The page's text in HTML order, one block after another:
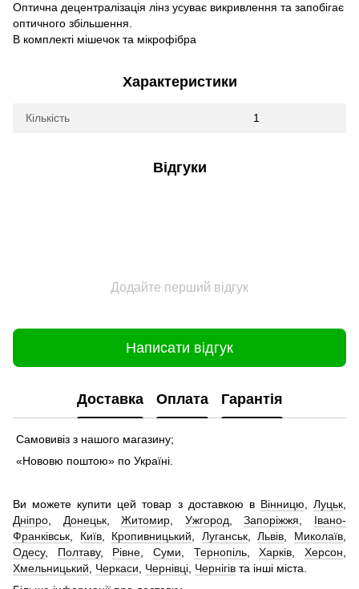
Оптична децентралізація лінз усуває викривлення та запобігає
оптичного збільшення.
В комплекті мішечок та мікрофібра
Характеристики
Кількість 1
Відгуки
Додайте перший відгук
Написати відгук
Доставка Оплата Гарантія
Самовивіз з нашого магазину;
«Нововю поштою» по Україні.
Ви можете купити цей товар з доставкою в Вінницю ,Луцьк
Дніпро
Донецьк,Житомир Ужгород ,Запоріжжя
Івано-
Франківськ
Київ, Кропивницький Луганськ,Львів Миколаїв
Одесу, Полтаву, Рівне ,Суми Тернопіль,Харків ,Херсон
Хмельницький
Черкаси Чернівці Чернігів та інші міста.